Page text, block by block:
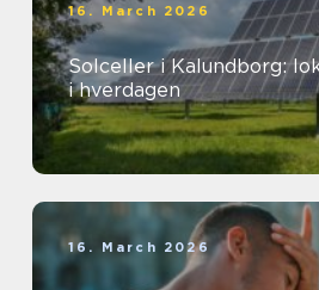
16. March 2026
Solceller i Kalundborg:
i hverdagen
16. March 2026